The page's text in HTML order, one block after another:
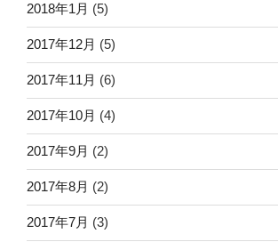
2018年1月 (5)
2017年12月 (5)
2017年11月 (6)
2017年10月 (4)
2017年9月 (2)
2017年8月 (2)
2017年7月 (3)